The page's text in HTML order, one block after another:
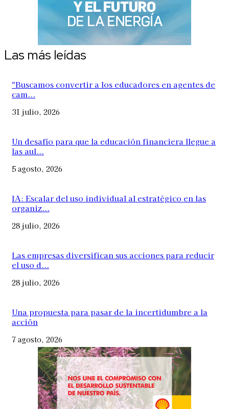
Las más leídas
“Buscamos convertir a los educadores en agentes de
cam...
31 julio, 2026
Un desafío para que la educación financiera llegue a
las aul...
5 agosto, 2026
IA: Escalar del uso individual al estratégico en las
organiz...
28 julio, 2026
Las empresas diversifican sus acciones para reducir
el uso d...
28 julio, 2026
Una propuesta para pasar de la incertidumbre a la
acción
7 agosto, 2026